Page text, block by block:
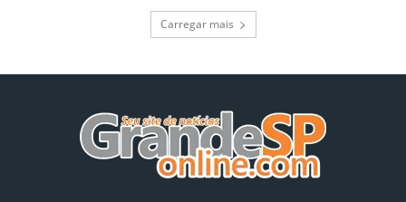
Carregar mais